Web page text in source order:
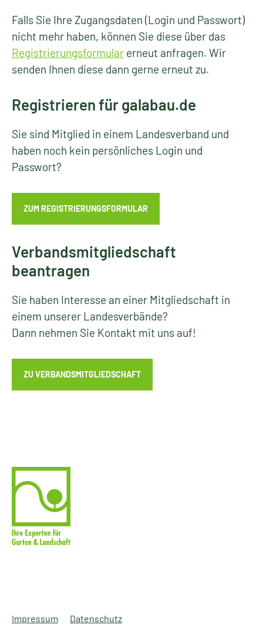
Falls Sie Ihre Zugangsdaten (Login und Passwort)
nicht mehr haben, können Sie diese über das
Registrierungsformular erneut anfragen. Wir
senden Ihnen diese dann gerne erneut zu.
Registrieren für galabau.de
Sie sind Mitglied in einem Landesverband und
haben noch kein persönliches Login und
Passwort?
ZUM REGISTRIERUNGSFORMULAR
Verbandsmitgliedschaft
beantragen
Sie haben Interesse an einer Mitgliedschaft in
einem unserer Landesverbände?
Dann nehmen Sie Kontakt mit uns auf!
ZU VERBANDSMITGLIEDSCHAFT
Impressum Datenschutz